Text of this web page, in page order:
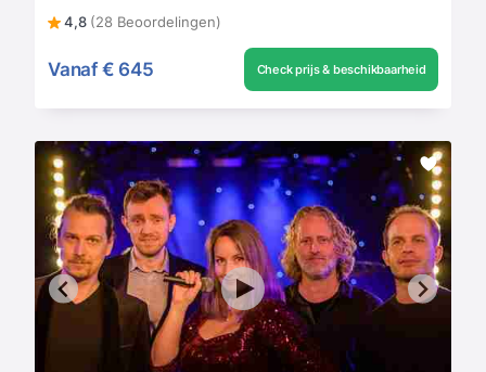
4,8 (28 Beoordelingen)
Vanaf € 645 Check prijs & beschikbaarheid